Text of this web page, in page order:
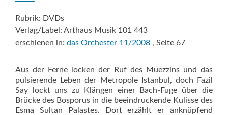
Rubrik: DVDs
Verlag/Label: Arthaus Musik 101 443
erschienen in: das Orchester 11/2008 , Seite 67
Aus der Ferne locken der Ruf des Muezzins und das
pulsierende Leben der Metropole Istanbul, doch Fazil
Say lockt uns zu Klängen einer Bach-Fuge über die
Brücke des Bosporus in die beeindruckende Kulisse des
Esma Sultan Palastes. Dort erzählt er anknüpfend